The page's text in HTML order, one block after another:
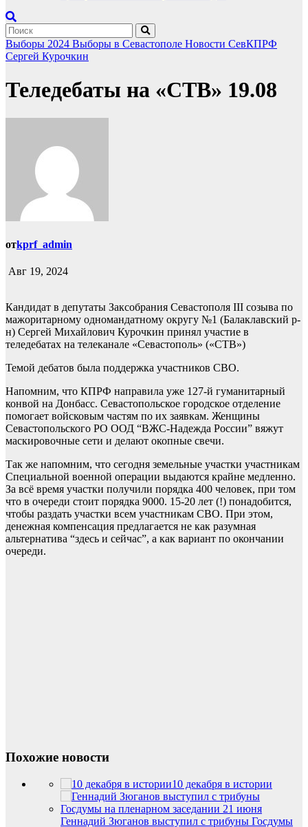
Выборы 2024 Выборы в Севастополе Новости СевКПРФ
Сергей Курочкин
Теледебаты на «СТВ» 19.08
отkprf_admin
Авг 19, 2024
Кандидат в депутаты Заксобрания Севастополя III созыва по
мажоритарному одномандатному округу №1 (Балаклавский р-
н) Сергей Михайлович Курочкин принял участие в
теледебатах на телеканале «Севастополь» («СТВ»)
Темой дебатов была поддержка участников СВО.
Напомним, что КПРФ направила уже 127-й гуманитарный
конвой на Донбасс. Севастопольское городское отделение
помогает войсковым частям по их заявкам. Женщины
Севастопольского РО ООД “ВЖС-Надежда России” вяжут
маскировочные сети и делают окопные свечи.
Так же напомним, что сегодня земельные участки участникам
Специальной военной операции выдаются крайне медленно.
За всё время участки получили порядка 400 человек, при том
что в очереди стоит порядка 9000. 15-20 лет (!) понадобится,
чтобы раздать участки всем участникам СВО. При этом,
денежная компенсация предлагается не как разумная
альтернатива “здесь и сейчас”, а как вариант по окончании
очереди.
Похожие новости
10 декабря в истории
Геннадий Зюганов выступил с трибуны Госдумы